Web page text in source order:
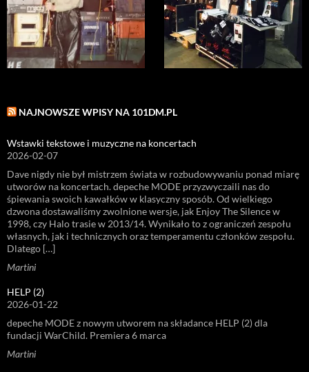
NAJNOWSZE WPISY NA 101DM.PL
Wstawki tekstowe i muzyczne na koncertach
2026-02-07
Dave nigdy nie był mistrzem świata w rozbudowywaniu ponad miarę
utworów na koncertach. depeche MODE przyzwyczaili nas do
śpiewania swoich kawałków w klasyczny sposób. Od wielkiego
dzwona dostawaliśmy zwolnione wersje, jak Enjoy The Silence w
1998, czy Halo trasie w 2013/14. Wynikało to z ograniczeń zespołu
własnych, jak i technicznych oraz temperamentu członków zespołu.
Dlatego […]
Martini
HELP (2)
2026-01-22
depeche MODE z nowym utworem na składance HELP (2) dla
fundacji WarChild. Premiera 6 marca
Martini